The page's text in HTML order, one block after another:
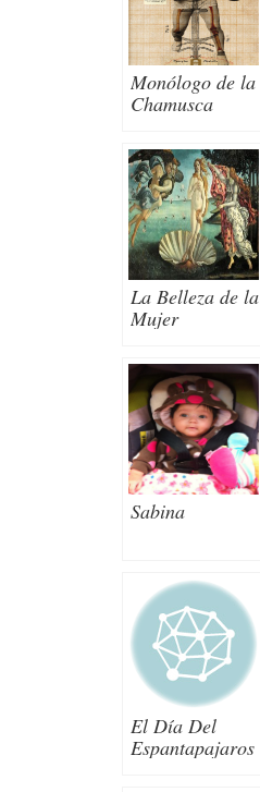
Monólogo de la
Chamusca
La Belleza de la
Mujer
Sabina
El Día Del
Espantapajaros